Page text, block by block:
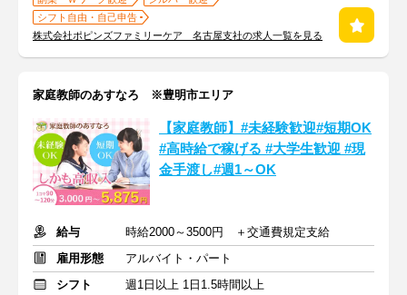
シフト自由・自己申告
株式会社ポピンズファミリーケア 名古屋支社の求人一覧を見る
家庭教師のあすなろ ※豊明市エリア
【家庭教師】#未経験歓迎#短期OK
#高時給で稼げる #大学生歓迎 #現
金手渡し#週1～OK
給与
時給2000～3500円 ＋交通費規定支給
雇用形態
アルバイト・パート
シフト
週1日以上 1日1.5時間以上